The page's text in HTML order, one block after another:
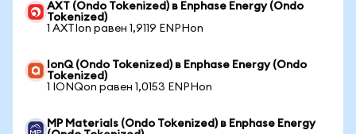
AXT (Ondo Tokenized) в Enphase Energy (Ondo
Tokenized)
1 AXTIon равен 1,9119 ENPHon
IonQ (Ondo Tokenized) в Enphase Energy (Ondo
Tokenized)
1 IONQon равен 1,0153 ENPHon
MP Materials (Ondo Tokenized) в Enphase Energy